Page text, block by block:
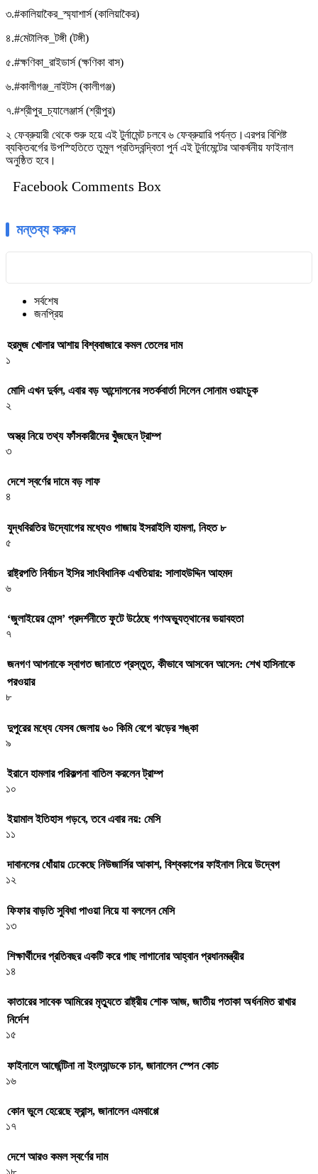
৩.#কালিয়াকৈর_স্ম্যাশার্স (কালিয়াকৈর)
৪.#মেটালিক_টঙ্গী (টঙ্গী)
৫.#ক্ষণিকা_রাইডার্স (ক্ষণিকা বাস)
৬.#কালীগঞ্জ_নাইটস (কালীগঞ্জ)
৭.#শ্রীপুর_চ্যালেঞ্জার্স (শ্রীপুর)
২ ফেব্রুয়ারী থেকে শুরু হয়ে এই টুর্নামেন্ট চলবে ৬ ফেব্রুয়ারি পর্যন্ত।এরপর বিশিষ্ট
ব্যক্তিবর্গের উপস্হিতিতে তুমুল প্রতিদ্বন্দ্বিতা পুর্ন এই টুর্নামেন্টের আকর্ষনীয় ফাইনাল
অনুষ্ঠিত হবে।
Facebook Comments Box
মন্তব্য করুন
সর্বশেষ
জনপ্রিয়
হরমুজ খোলার আশায় বিশ্ববাজারে কমল তেলের দাম
১
মোদি এখন দুর্বল, এবার বড় আন্দোলনের সতর্কবার্তা দিলেন সোনাম ওয়াংচুক
২
অস্ত্র নিয়ে তথ্য ফাঁসকারীদের খুঁজছেন ট্রাম্প
৩
দেশে স্বর্ণের দামে বড় লাফ
৪
যুদ্ধবিরতির উদ্যোগের মধ্যেও গাজায় ইসরাইলি হামলা, নিহত ৮
৫
রাষ্ট্রপতি নির্বাচন ইসির সাংবিধানিক এখতিয়ার: সালাহউদ্দিন আহমদ
৬
‘জুলাইয়ের লেন্স’ প্রদর্শনীতে ফুটে উঠেছে গণঅভ্যুত্থানের ভয়াবহতা
৭
জনগণ আপনাকে স্বাগত জানাতে প্রস্তুত, কীভাবে আসবেন আসেন: শেখ হাসিনাকে
পরওয়ার
৮
দুপুরের মধ্যে যেসব জেলায় ৬০ কিমি বেগে ঝড়ের শঙ্কা
৯
ইরানে হামলার পরিকল্পনা বাতিল করলেন ট্রাম্প
১০
ইয়ামাল ইতিহাস গড়বে, তবে এবার নয়: মেসি
১১
দাবানলের ধোঁয়ায় ঢেকেছে নিউজার্সির আকাশ, বিশ্বকাপের ফাইনাল নিয়ে উদ্বেগ
১২
ফিফার বাড়তি সুবিধা পাওয়া নিয়ে যা বললেন মেসি
১৩
শিক্ষার্থীদের প্রতিবছর একটি করে গাছ লাগানোর আহ্বান প্রধানমন্ত্রীর
১৪
কাতারের সাবেক আমিরের মৃত্যুতে রাষ্ট্রীয় শোক আজ, জাতীয় পতাকা অর্ধনমিত রাখার
নির্দেশ
১৫
ফাইনালে আর্জেন্টিনা না ইংল্যান্ডকে চান, জানালেন স্পেন কোচ
১৬
কোন ভুলে হেরেছে ফ্রান্স, জানালেন এমবাপ্পে
১৭
দেশে আরও কমল স্বর্ণের দাম
১৮